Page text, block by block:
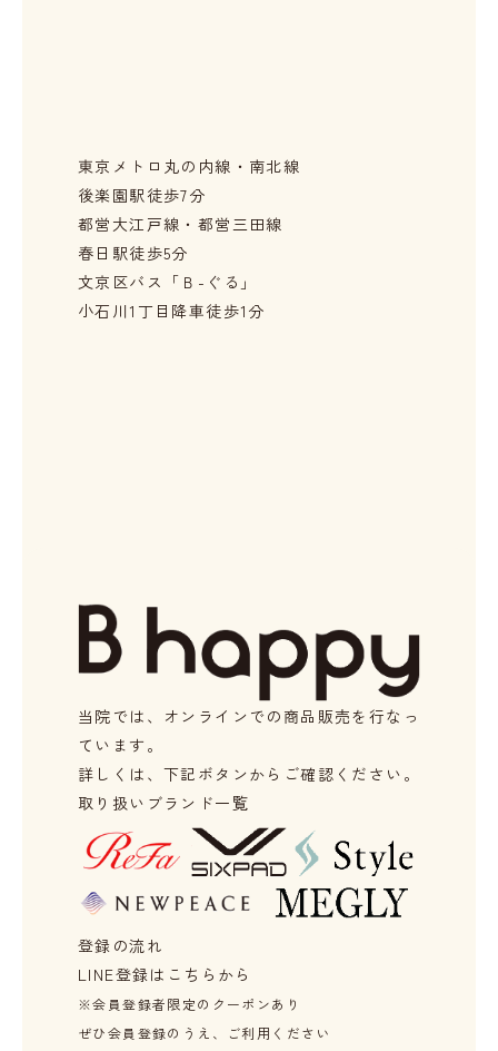
東京メトロ丸の内線・南北線
後楽園駅徒歩7分
都営大江戸線・都営三田線
春日駅徒歩5分
文京区バス「Ｂ-ぐる」
小石川1丁目降車徒歩1分
当院では、 オンラインでの商品販売を 行なっ
ています。
詳しくは、 下記ボタンからご確認ください。
取り扱いブランド一覧
登録の流れ
LINE登録はこちらから
※会員登録者限定のクーポンあり
ぜひ会員登録のうえ、ご利用ください